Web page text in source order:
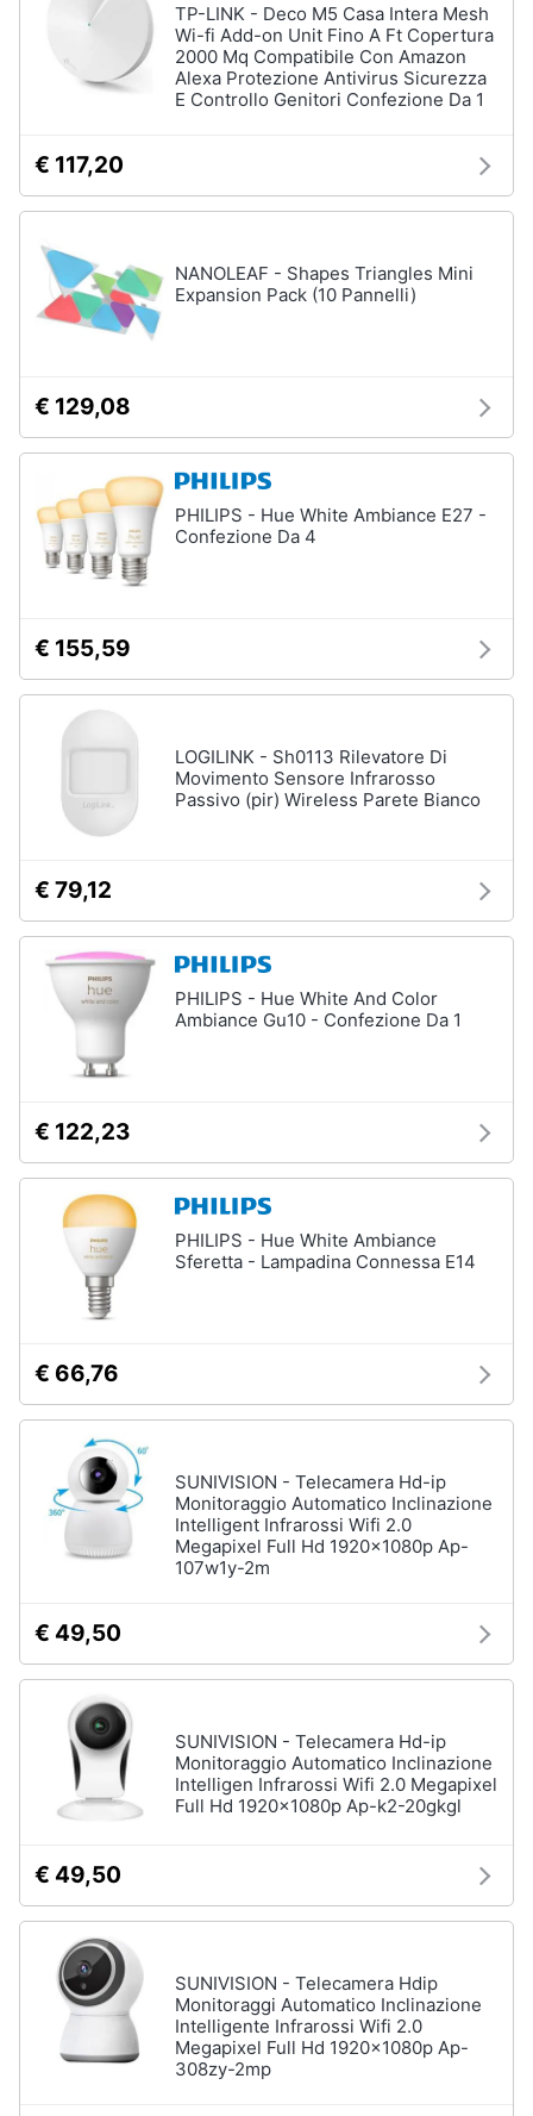
TP-LINK - Deco M5 Casa Intera Mesh
Wi-fi Add-on Unit Fino A Ft Copertura
2000 Mq Compatibile Con Amazon
Alexa Protezione Antivirus Sicurezza
E Controllo Genitori Confezione Da 1
€ 117,20
NANOLEAF - Shapes Triangles Mini
Expansion Pack (10 Pannelli)
€ 129,08
PHILIPS - Hue White Ambiance E27 -
Confezione Da 4
€ 155,59
LOGILINK - Sh0113 Rilevatore Di
Movimento Sensore Infrarosso
Passivo (pir) Wireless Parete Bianco
€ 79,12
PHILIPS - Hue White And Color
Ambiance Gu10 - Confezione Da 1
€ 122,23
PHILIPS - Hue White Ambiance
Sferetta - Lampadina Connessa E14
€ 66,76
SUNIVISION - Telecamera Hd-ip
Monitoraggio Automatico Inclinazione
Intelligent Infrarossi Wifi 2.0
Megapixel Full Hd 1920x1080p Ap-
107w1y-2m
€ 49,50
SUNIVISION - Telecamera Hd-ip
Monitoraggio Automatico Inclinazione
Intelligen Infrarossi Wifi 2.0 Megapixel
Full Hd 1920x1080p Ap-k2-20gkgl
€ 49,50
SUNIVISION - Telecamera Hdip
Monitoraggi Automatico Inclinazione
Intelligente Infrarossi Wifi 2.0
Megapixel Full Hd 1920x1080p Ap-
308zy-2mp